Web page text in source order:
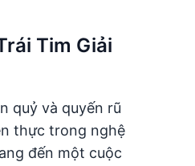
Tim Giải
quỷ và quyến rũ
thực trong nghệ
đến một cuộc